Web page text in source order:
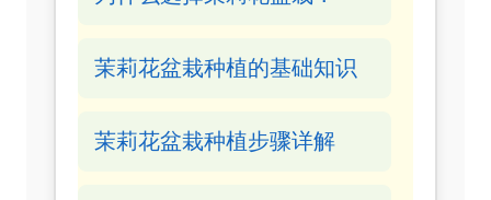
茉莉花盆栽种植的基础知识
茉莉花盆栽种植步骤详解